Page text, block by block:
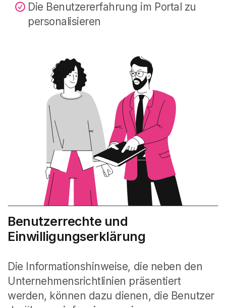
Die Benutzererfahrung im Portal zu
personalisieren
Benutzerrechte und
Einwilligungserklärung
Die Informationshinweise, die neben den
Unternehmensrichtlinien präsentiert
werden, können dazu dienen, die Benutzer